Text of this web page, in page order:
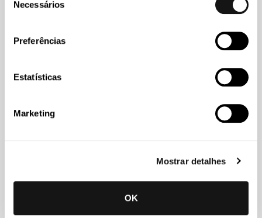
Necessários
Preferências
Estatísticas
Marketing
Mostrar detalhes
OK
Conhecimento